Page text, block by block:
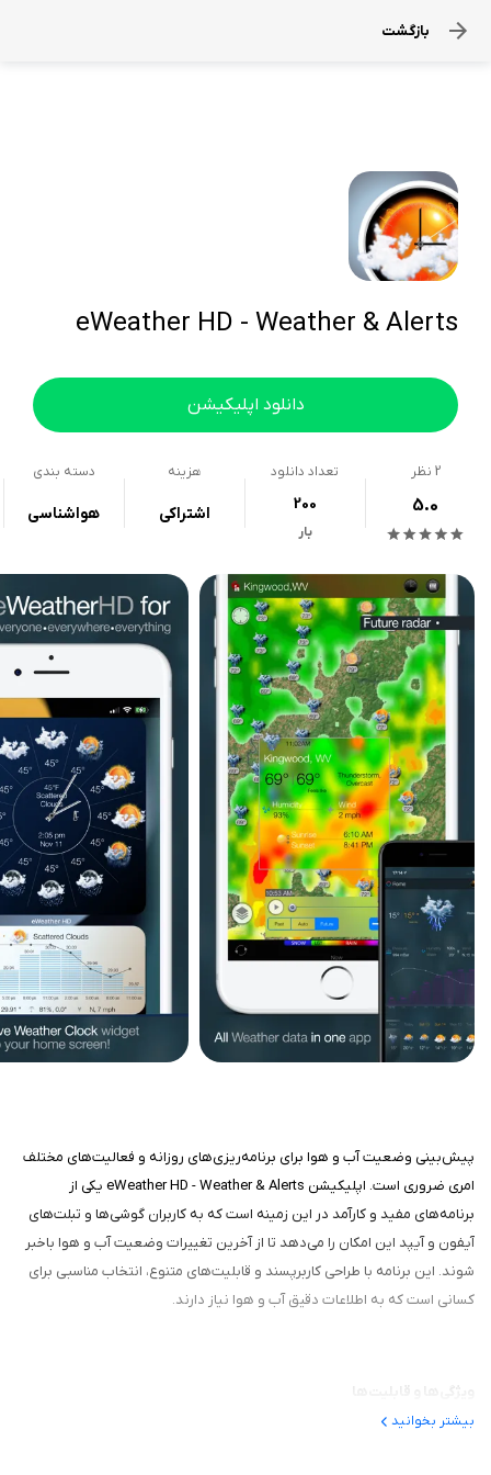
بازگشت
eWeather HD - Weather & Alerts
دانلود اپلیکیشن
2 نظر
5.0
تعداد دانلود
200
بار
هزینه
اشتراکی
دسته بندی
هواشناسی
پیش‌بینی وضعیت آب و هوا برای برنامه‌ریزی‌های روزانه و فعالیت‌های مختلف
امری ضروری است. اپلیکیشن eWeather HD - Weather & Alerts یکی از
برنامه‌های مفید و کارآمد در این زمینه است که به کاربران گوشی‌ها و تبلت‌های
آیفون و آیپد این امکان را می‌دهد تا از آخرین تغییرات وضعیت آب و هوا باخبر
شوند. این برنامه با طراحی کاربرپسند و قابلیت‌های متنوع، انتخاب مناسبی برای
کسانی است که به اطلاعات دقیق آب و هوا نیاز دارند.
ویژگی‌ها و قابلیت‌ها
بیشتر بخوانید